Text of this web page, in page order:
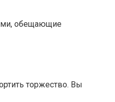
обещающие
торжество. Вы